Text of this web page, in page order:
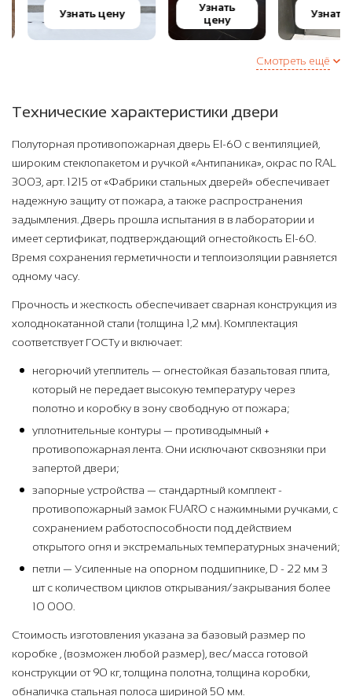
Узнать цену
Узнать
цену
Узнать
Смотреть ещё
Технические характеристики двери
Полуторная противопожарная дверь EI-60 с вентиляцией,
широким стеклопакетом и ручкой «Антипаника», окрас по RAL
3003, арт. 1215 от «Фабрики стальных дверей» обеспечивает
надежную защиту от пожара, а также распространения
задымления. Дверь прошла испытания в в лаборатории и
имеет сертификат, подтверждающий огнестойкость EI-60.
Время сохранения герметичности и теплоизоляции равняется
одному часу.
Прочность и жесткость обеспечивает сварная конструкция из
холоднокатанной стали (толщина 1,2 мм). Комплектация
соответствует ГОСТу и включает:
негорючий утеплитель — огнестойкая базальтовая плита,
который не передает высокую температуру через
полотно и коробку в зону свободную от пожара;
уплотнительные контуры — противодымный +
противопожарная лента. Они исключают сквозняки при
запертой двери;
запорные устройства — стандартный комплект -
противопожарный замок FUARO с нажимными ручками, с
сохранением работоспособности под действием
открытого огня и экстремальных температурных значений;
петли — Усиленные на опорном подшипнике, D - 22 мм 3
шт с количеством циклов открывания/закрывания более
10 000.
Стоимость изготовления указана за базовый размер по
коробке , (возможен любой размер), вес/масса готовой
конструкции от 90 кг, толщина полотна, толщина коробки,
обналичка стальная полоса шириной 50 мм.